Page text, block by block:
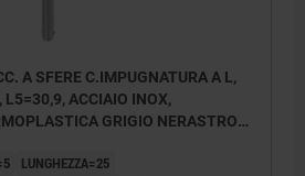
A SFERE C.IMPUGNATURA A L,
ACCIAIO INOX,
GRIGIO NERASTRO
LUNGHEZZA=25